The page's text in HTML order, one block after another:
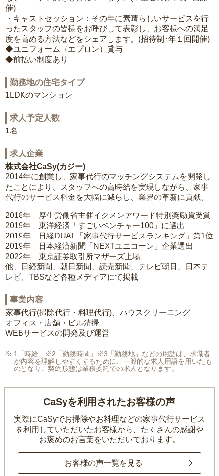
催)
・キャストセッション：その年に素晴らしいサービスを行
ったスタッフの皆様をお呼びして表彰し、お客様への満足
度を高める方法などをシェアします。(招待制･年１回開催)
◆ユニフォーム（エプロン）貸与
◆前払い制度あり
勤務地の住宅タイプ
1LDKのマンション
求人予定人数
1名
求人企業
株式会社CaSy(カジー)
2014年に創業し、家事代行のマッチングシステムを開発し
たことにより、スタッフへの高時給を実現しながら、家事
代行のサービス料金を大幅に減らし、業界の革新に貢献。
2018年 厚生労働省主催イクメンアワード特別奨励賞受賞
2019年 東洋経済「すごいベンチャー100」に選出
2019年 日経DUAL「家事代行サービスランキング」第1位
2019年 日本経済新聞「NEXTユニコーン」企業選出
2022年 東京証券取引所マザーズ上場
他、日経新聞、朝日新聞、読売新聞、テレビ朝日、日本テ
レビ、TBSなど各種メディアにて掲載
事業内容
家事代行(掃除代行・料理代行)、ハウスクリーニング
オフィス・店舗・ビル清掃
WEBサービスの開発及び運営
1「時給」※2「勤務時間」※3「勤務地」などの用語は、求職者
が内容を理解しやすくするために、一般的な求人用語を用いたも
のとなり、契約形態は業務委託での求人となります。
CaSyを利用されたお客様の声
実際にCaSyでお掃除やお料理などの家事代行サービス
を利用していただいたお客様から、 たくさんの感謝や
お褒めのお言葉をいただいております。
お客様の声一覧を見る